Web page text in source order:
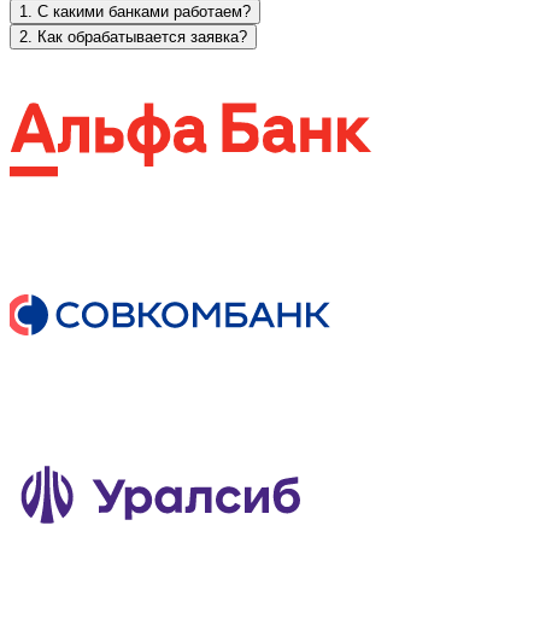
1. С какими банками работаем?
2. Как обрабатывается заявка?